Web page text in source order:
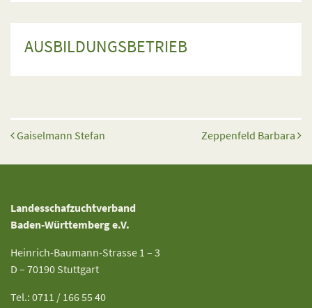
AUSBILDUNGSBETRIEB
Beitrags-Navigation
Gaiselmann Stefan Zeppenfeld Barbara
Landesschafzuchtverband
Baden-Württemberg e.V.
Heinrich-Baumann-Strasse 1 – 3
D – 70190 Stuttgart
Tel.: 0711 / 166 55 40